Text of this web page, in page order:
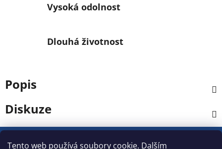
Tento web používá soubory cookie. Dalším
Vysoká odolnost
Dlouhá životnost
Popis
Diskuze
Z